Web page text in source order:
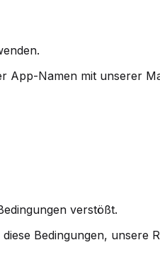
App-Namen mit unserer
verstößt.
Bedingungen, unsere